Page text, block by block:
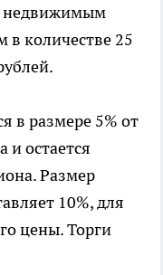
недвижимым
количестве 25
в размере 5% от
остается
Размер
10%, для
цены. Торги